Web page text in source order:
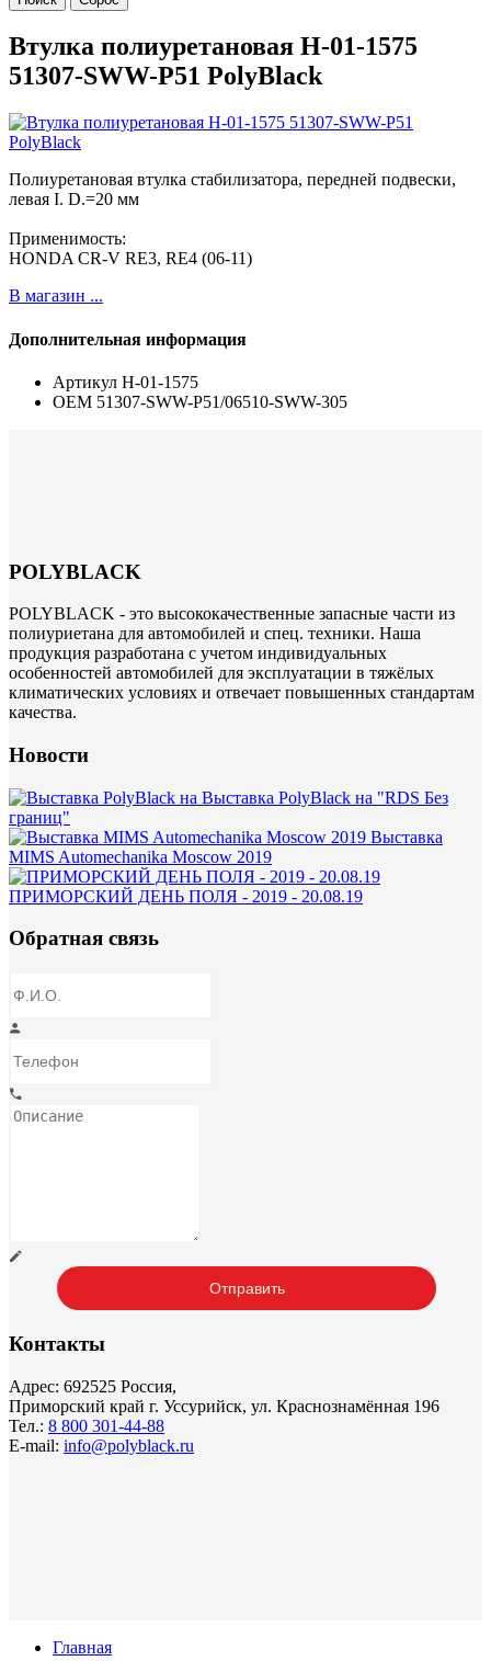
Втулка полиуретановая H-01-1575
51307-SWW-P51 PolyBlack
Полиуретановая втулка стабилизатора, передней подвески,
левая I. D.=20 мм
Применимость:
HONDA CR-V RE3, RE4 (06-11)
В магазин ...
Дополнительная информация
Артикул H-01-1575
ОЕМ 51307-SWW-P51/06510-SWW-305
POLYBLACK
POLYBLACK - это высококачественные запасные части из
полиуриетана для автомобилей и спец. техники. Наша
продукция разработана с учетом индивидуальных
особенностей автомобилей для эксплуатации в тяжёлых
климатических условиях и отвечает повышенных стандартам
качества.
Новости
Выставка PolyBlack на "RDS Без
границ"
Выставка
MIMS Automechanika Moscow 2019
ПРИМОРСКИЙ ДЕНЬ ПОЛЯ - 2019 - 20.08.19
Обратная связь
Контакты
Адрес: 692525 Россия,
Приморский край г. Уссурийск, ул. Краснознамённая 196
Тел.: 8 800 301-44-88
E-mail: info@polyblack.ru
Главная